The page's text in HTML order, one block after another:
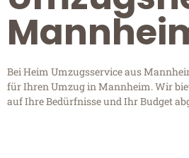
Bei Heim Umzugsservice aus
für Ihren Umzug in Mannheim. Wir
auf Ihre Bedürfnisse und Ihr Budget